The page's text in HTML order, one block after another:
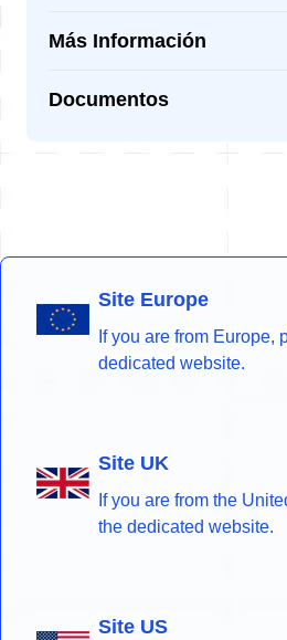
Más Información
Documentos
Site Europe
If you are from Europe,
dedicated website.
Site UK
If you are from the
the dedicated website.
Site US